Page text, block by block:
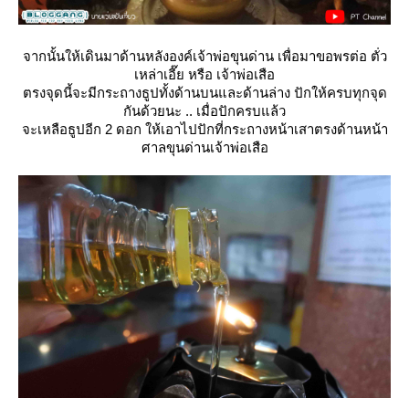
จากนั้นให้เดินมาด้านหลังองค์เจ้าพ่อขุนด่าน เพื่อมาขอพรต่อ ตั่ว
เหล่าเอี๊ย หรือ เจ้าพ่อเสือ
ตรงจุดนี้จะมีกระถางธูปทั้งด้านบนและด้านล่าง ปักให้ครบทุกจุด
กันด้วยนะ .. เมื่อปักครบแล้ว
จะเหลือธูปอีก 2 ดอก ให้เอาไปปักที่กระถางหน้าเสาตรงด้านหน้า
ศาลขุนด่านเจ้าพ่อเสือ